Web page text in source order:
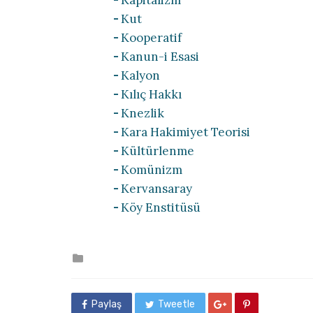
Kut
Kooperatif
Kanun-i Esasi
Kalyon
Kılıç Hakkı
Knezlik
Kara Hakimiyet Teorisi
Kültürlenme
Komünizm
Kervansaray
Köy Enstitüsü
Paylaş Tweetle